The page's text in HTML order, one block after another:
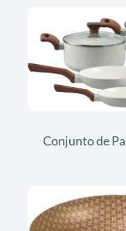
Conjunto de